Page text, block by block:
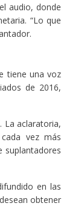
audio, donde
“Lo que
tiene una voz
de 2016,
La aclaratoria,
vez más
suplantadores
en las
obtener